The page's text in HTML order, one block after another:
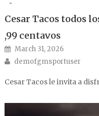
Cesar Tacos todos
,99 centavos
Posted on
March 31, 2026
Author
demofgmsportuser
Cesar Tacos le invita a